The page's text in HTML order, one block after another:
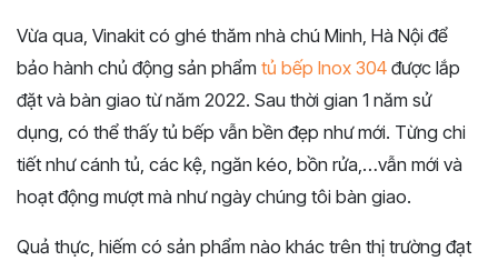
Vừa qua, Vinakit có ghé thăm nhà chú Minh, Hà Nội để
bảo hành chủ động sản phẩm tủ bếp Inox 304 được lắp
đặt và bàn giao từ năm 2022. Sau thời gian 1 năm sử
dụng, có thể thấy tủ bếp vẫn bền đẹp như mới. Từng chi
tiết như cánh tủ, các kệ, ngăn kéo, bồn rửa,…vẫn mới và
hoạt động mượt mà như ngày chúng tôi bàn giao.
Quả thực, hiếm có sản phẩm nào khác trên thị trường đạt